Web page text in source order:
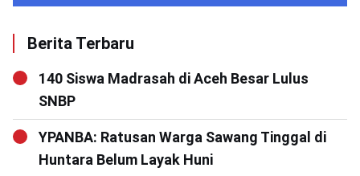
Berita Terbaru
140 Siswa Madrasah di Aceh Besar Lulus
SNBP
YPANBA: Ratusan Warga Sawang Tinggal di
Huntara Belum Layak Huni